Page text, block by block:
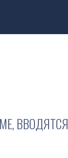
ВВОДЯТСЯ